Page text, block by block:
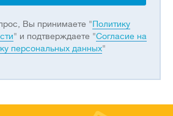
Вы принимаете "Политику
" и подтверждаете "Согласие на
персональных данных"